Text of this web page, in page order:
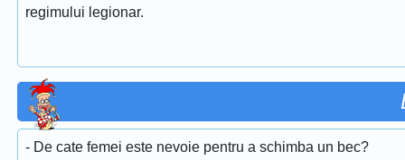
regimului legionar.
- De cate femei este nevoie pentru a schimba un bec?